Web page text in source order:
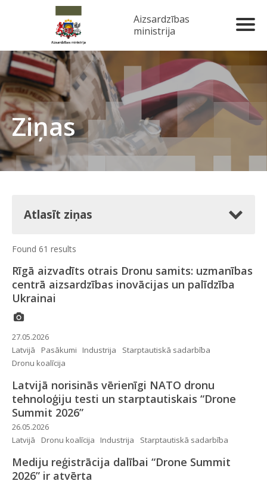
Aizsardzības
ministrija
Ziņas
Atlasīt ziņas
Found 61 results
Rīgā aizvadīts otrais Dronu samits: uzmanības
centrā aizsardzības inovācijas un palīdzība
Ukrainai
27.05.2026
Latvijā
Pasākumi Industrija
Starptautiskā sadarbība
Dronu koalīcija
Latvijā norisinās vērienīgi NATO dronu
tehnoloģiju testi un starptautiskais “Drone
Summit 2026”
26.05.2026
Latvijā
Dronu koalīcija Industrija Starptautiskā sadarbība
Mediju reģistrācija dalībai “Drone Summit
2026” ir atvērta